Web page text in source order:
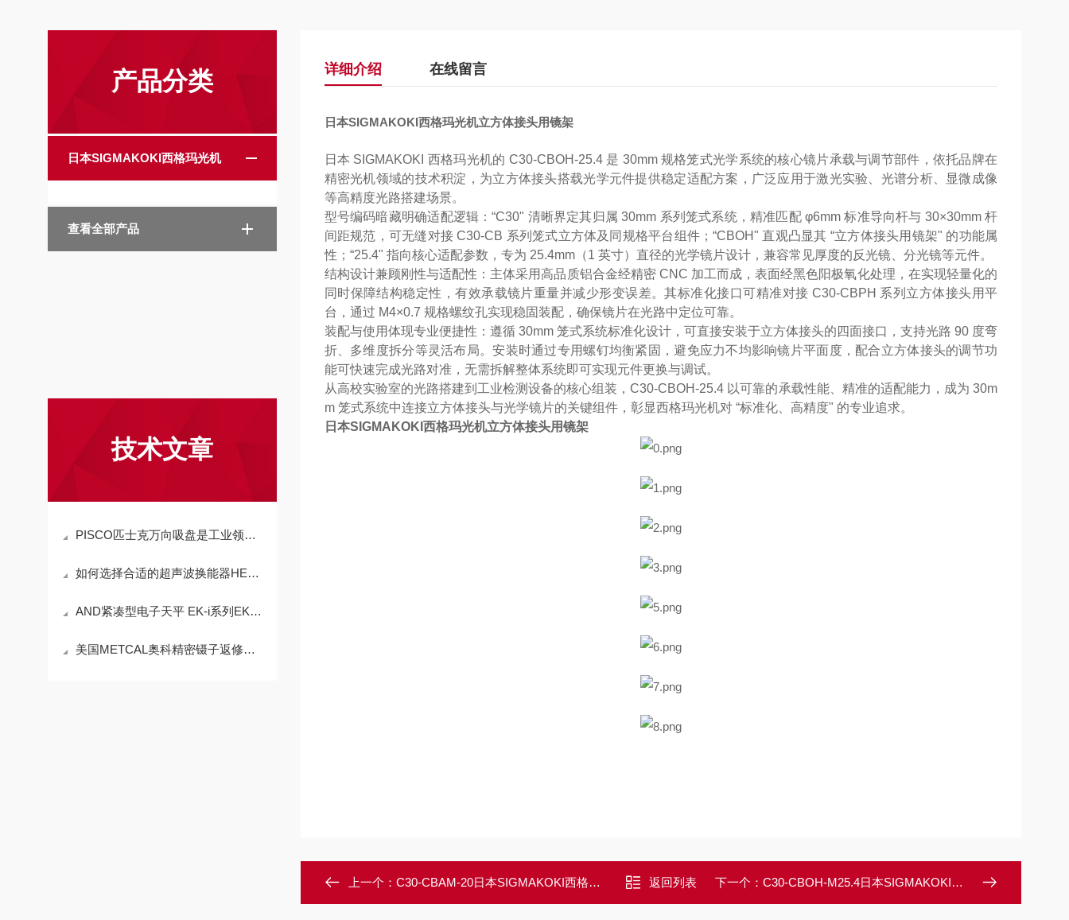
产品分类
日本SIGMAKOKI西格玛光机
查看全部产品
技术文章
PISCO匹士克​万向吸盘是工业领域的多面能手​
如何选择合适的超声波换能器HEC-45282提升系统性能？
AND紧凑型电子天平 EK-i系列EK-410i技术参数
美国METCAL奥科精密镊子返修系统MX-500SPT的技术参数
详细介绍 在线留言
日本SIGMAKOKI西格玛光机立方体接头用镜架
日本 SIGMAKOKI 西格玛光机的 C30-CBOH-25.4 是 30mm 规格笼式光学系统的核心镜片承载与调节部件，依托品牌在
精密光机领域的技术积淀，为立方体接头搭载光学元件提供稳定适配方案，广泛应用于激光实验、光谱分析、显微成像
等高精度光路搭建场景。
型号编码暗藏明确适配逻辑：“C30" 清晰界定其归属 30mm 系列笼式系统，精准匹配 φ6mm 标准导向杆与 30×30mm 杆
间距规范，可无缝对接 C30-CB 系列笼式立方体及同规格平台组件；“CBOH" 直观凸显其 “立方体接头用镜架" 的功能属
性；“25.4" 指向核心适配参数，专为 25.4mm（1 英寸）直径的光学镜片设计，兼容常见厚度的反光镜、分光镜等元件。
结构设计兼顾刚性与适配性：主体采用高品质铝合金经精密 CNC 加工而成，表面经黑色阳极氧化处理，在实现轻量化的
同时保障结构稳定性，有效承载镜片重量并减少形变误差。其标准化接口可精准对接 C30-CBPH 系列立方体接头用平
台，通过 M4×0.7 规格螺纹孔实现稳固装配，确保镜片在光路中定位可靠。
装配与使用体现专业便捷性：遵循 30mm 笼式系统标准化设计，可直接安装于立方体接头的四面接口，支持光路 90 度弯
折、多维度拆分等灵活布局。安装时通过专用螺钉均衡紧固，避免应力不均影响镜片平面度，配合立方体接头的调节功
能可快速完成光路对准，无需拆解整体系统即可实现元件更换与调试。
从高校实验室的光路搭建到工业检测设备的核心组装，C30-CBOH-25.4 以可靠的承载性能、精准的适配能力，成为 30m
m 笼式系统中连接立方体接头与光学镜片的关键组件，彰显西格玛光机对 “标准化、高精度" 的专业追求。
日本SIGMAKOKI西格玛光机立方体接头用镜架
上一个： C30-CBAM-20日本SIGMAKOKI西格玛光机笼式用高度调整架 返回列表 下一个： C30-CBOH-M25.4日本SIGMAKOKI西格玛光机笼式接头用镜架